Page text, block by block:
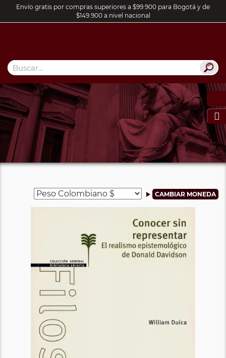
Envío gratis por compras superiores a $99.900 para Bogotá y de
$149.900 a nivel nacional
